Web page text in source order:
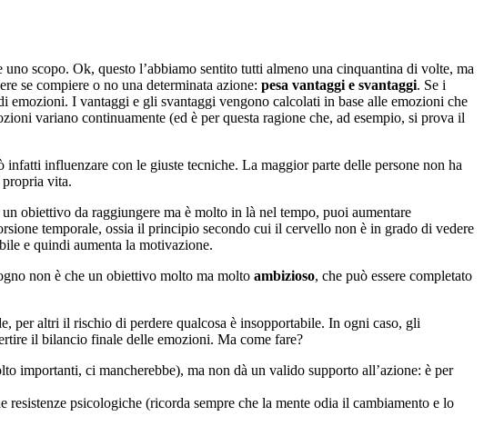
uno scopo. Ok, questo l’abbiamo sentito tutti almeno una cinquantina di volte, ma
se compiere o no una determinata azione: pesa vantaggi e svantaggi. Se i
I vantaggi e gli svantaggi vengono calcolati in base alle emozioni che
variano continuamente (ed è per questa ragione che, ad esempio, si prova il
infatti influenzare con le giuste tecniche. La maggior parte delle persone non ha
vita.
obiettivo da raggiungere ma è molto in là nel tempo, puoi aumentare
temporale, ossia il principio secondo cui il cervello non è in grado di vedere
e quindi aumenta la motivazione.
non è che un obiettivo molto ma molto ambizioso, che può essere completato
per altri il rischio di perdere qualcosa è insopportabile. In ogni caso, gli
il bilancio finale delle emozioni. Ma come fare?
importanti, ci mancherebbe), ma non dà un valido supporto all’azione: è per
psicologiche (ricorda sempre che la mente odia il cambiamento e lo